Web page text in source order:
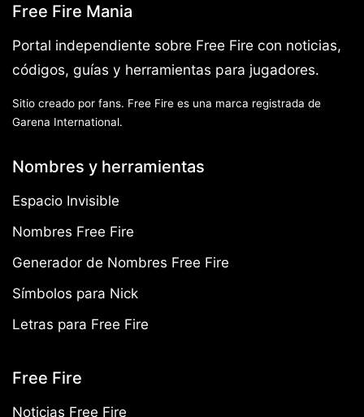
Free Fire Mania
Portal independiente sobre Free Fire con noticias,
códigos, guías y herramientas para jugadores.
Sitio creado por fans. Free Fire es una marca registrada de
Garena International.
Nombres y herramientas
Espacio Invisible
Nombres Free Fire
Generador de Nombres Free Fire
Símbolos para Nick
Letras para Free Fire
Free Fire
Noticias Free Fire